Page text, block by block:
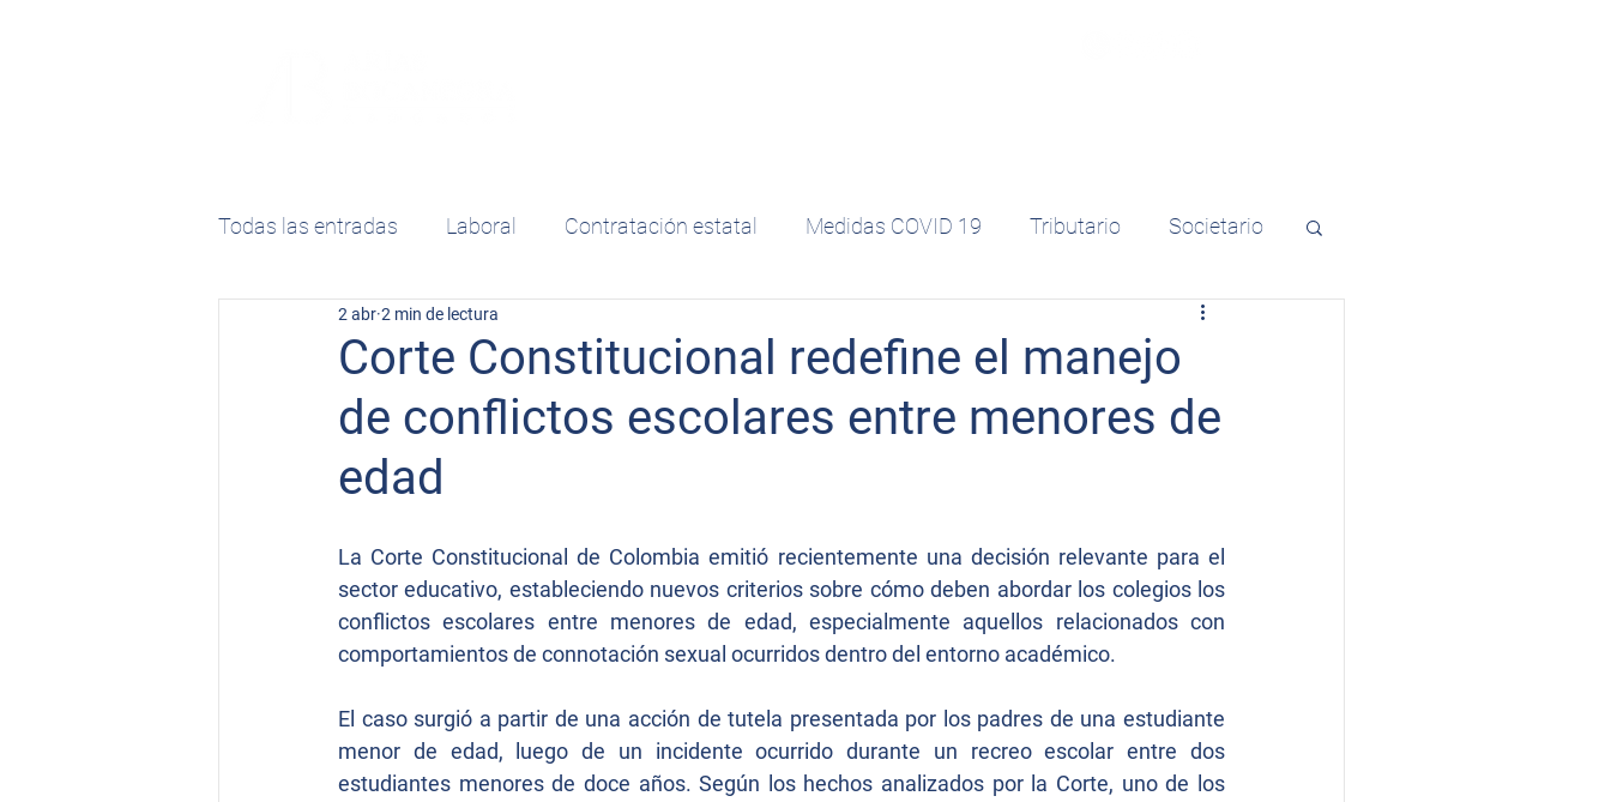
Todas las entradas Laboral Contratación estatal Medidas COVID 19 Tributario Societario
Propiedad Intelectual
Corte Constitucional redefine el manejo
de conflictos escolares entre menores de
edad
2 abr 2 min de lectura
La Corte Constitucional de Colombia emitió recientemente una decisión relevante para el
sector educativo, estableciendo nuevos criterios sobre cómo deben abordar los colegios los
conflictos escolares entre menores de edad, especialmente aquellos relacionados con
comportamientos de connotación sexual ocurridos dentro del entorno académico.
El caso surgió a partir de una acción de tutela presentada por los padres de una estudiante
menor de edad, luego de un incidente ocurrido durante un recreo escolar entre dos
estudiantes menores de doce años. Según los hechos analizados por la Corte, uno de los